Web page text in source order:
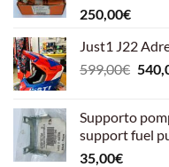
250,00€
Just1 J22
599,00€ Il
era:
Supporto
support fuel
35,00€